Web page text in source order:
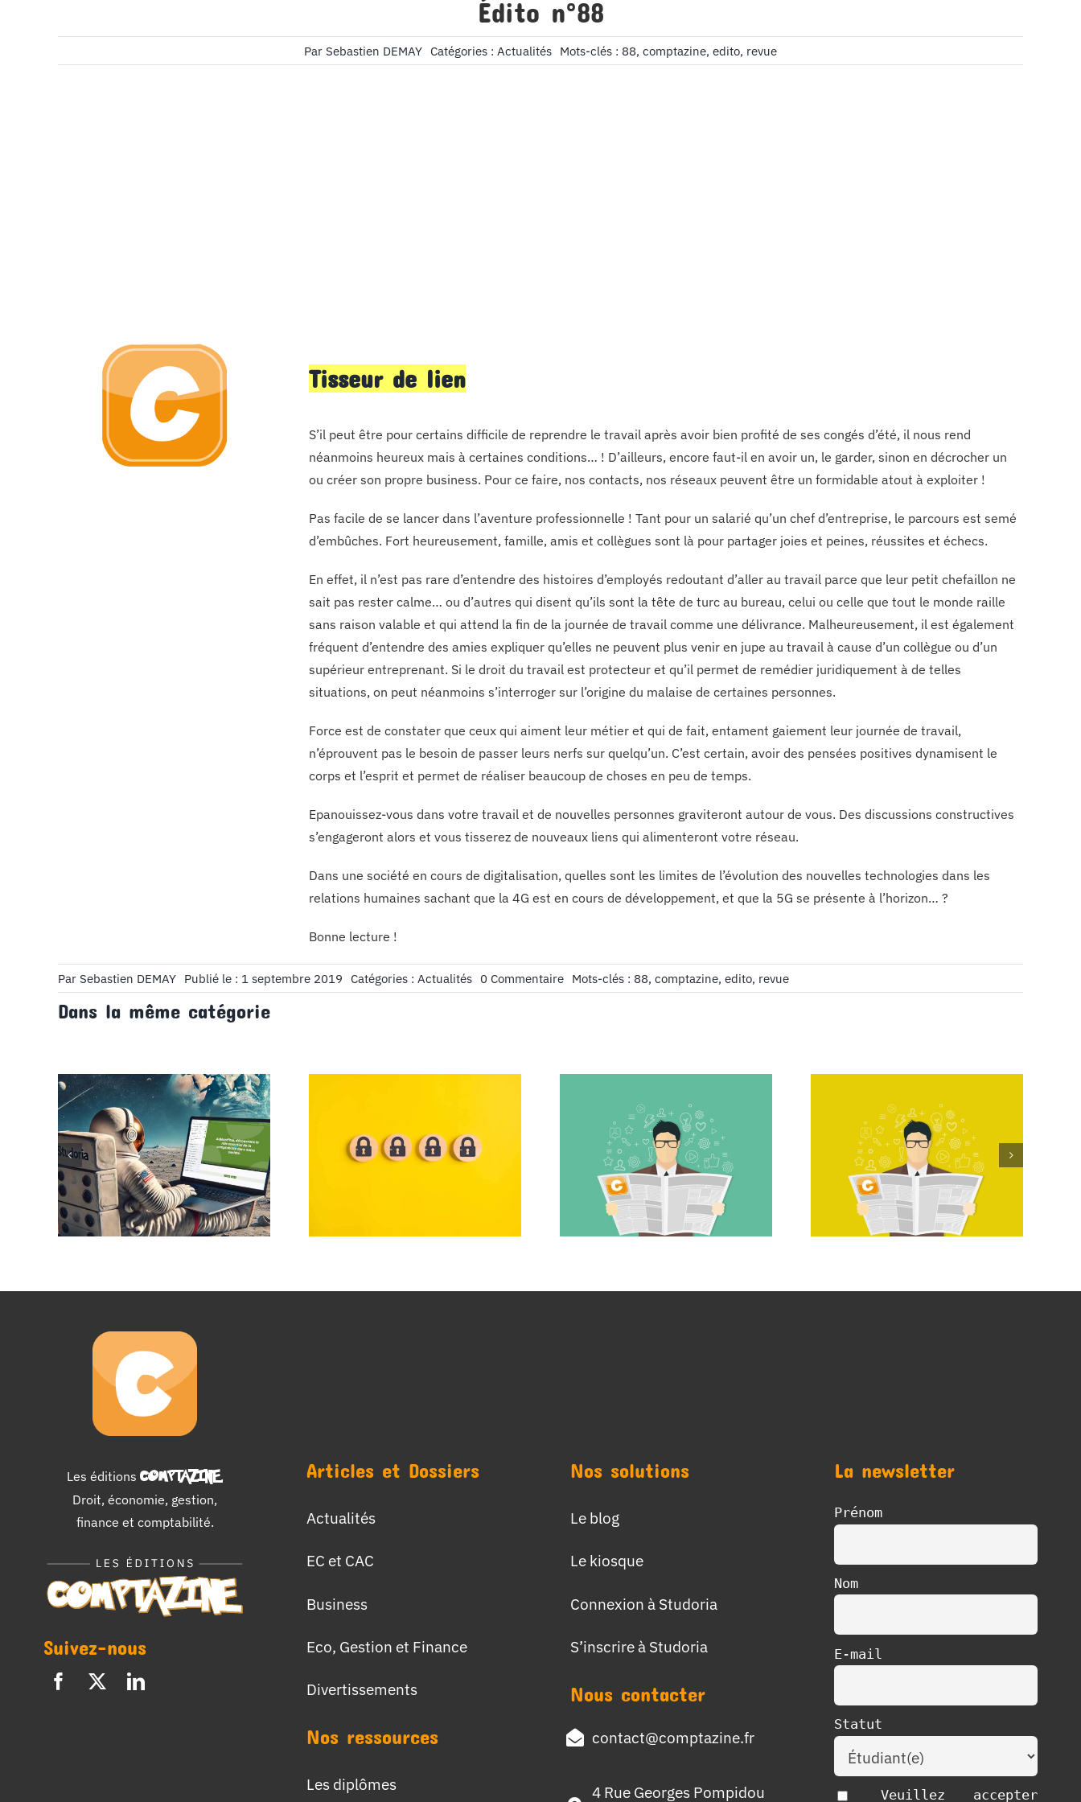
Édito n°88
Par Sebastien DEMAY Catégories : Actualités Mots-clés : 88, comptazine, edito, revue
Tisseur de lien
S’il peut être pour certains difficile de reprendre le travail après avoir bien profité de ses congés d’été, il nous rend
néanmoins heureux mais à certaines conditions… ! D’ailleurs, encore faut-il en avoir un, le garder, sinon en décrocher un
ou créer son propre business. Pour ce faire, nos contacts, nos réseaux peuvent être un formidable atout à exploiter !
Pas facile de se lancer dans l’aventure professionnelle ! Tant pour un salarié qu’un chef d’entreprise, le parcours est semé
d’embûches. Fort heureusement, famille, amis et collègues sont là pour partager joies et peines, réussites et échecs.
En effet, il n’est pas rare d’entendre des histoires d’employés redoutant d’aller au travail parce que leur petit chefaillon ne
sait pas rester calme… ou d’autres qui disent qu’ils sont la tête de turc au bureau, celui ou celle que tout le monde raille
sans raison valable et qui attend la fin de la journée de travail comme une délivrance. Malheureusement, il est également
fréquent d’entendre des amies expliquer qu’elles ne peuvent plus venir en jupe au travail à cause d’un collègue ou d’un
supérieur entreprenant. Si le droit du travail est protecteur et qu’il permet de remédier juridiquement à de telles
situations, on peut néanmoins s’interroger sur l’origine du malaise de certaines personnes.
Force est de constater que ceux qui aiment leur métier et qui de fait, entament gaiement leur journée de travail,
n’éprouvent pas le besoin de passer leurs nerfs sur quelqu’un. C’est certain, avoir des pensées positives dynamisent le
corps et l’esprit et permet de réaliser beaucoup de choses en peu de temps.
Epanouissez-vous dans votre travail et de nouvelles personnes graviteront autour de vous. Des discussions constructives
s’engageront alors et vous tisserez de nouveaux liens qui alimenteront votre réseau.
Dans une société en cours de digitalisation, quelles sont les limites de l’évolution des nouvelles technologies dans les
relations humaines sachant que la 4G est en cours de développement, et que la 5G se présente à l’horizon… ?
Bonne lecture !
Par Sebastien DEMAY Publié le : 1 septembre 2019 Catégories : Actualités 0 Commentaireon
Édito
Mots-clés : 88, comptazine, edito, revue
Dans la même catégorie
plateforme
d’apprentissage
complète pour le BTS
Comptabilité et
Gestion
Comment protéger
Les éditions COMPTAZINE.
Droit, économie, gestion,
finance et comptabilité.
Suivez-nous
Articles et Dossiers
Actualités
EC et CAC
Business
Eco, Gestion et Finance
Divertissements
Nos ressources
Les diplômes
Nos solutions
Le blog
Le kiosque
Connexion à Studoria
S’inscrire à Studoria
Nous contacter
contact@comptazine.fr
4 Rue Georges Pompidou
La newsletter
Prénom
Nom
E-mail
Statut
Veuillez accepter